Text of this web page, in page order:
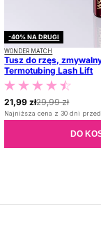
-40% NA DRUGI
WONDER MATCH
Tusz do rzęs,
Termotubing Lash Lift
29,99 zł
21,99 zł
Najniższa cena z 30 dni
DO